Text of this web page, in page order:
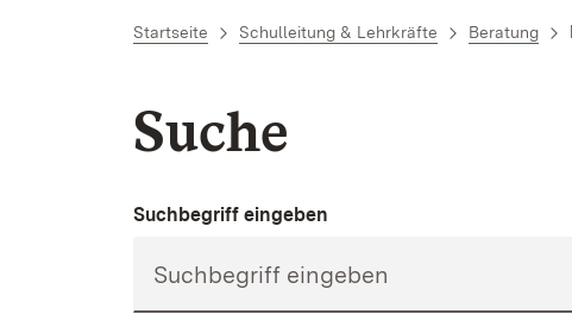
Startseite Schulleitung & Lehrkräfte Beratung
Suche
Suchbegriff eingeben